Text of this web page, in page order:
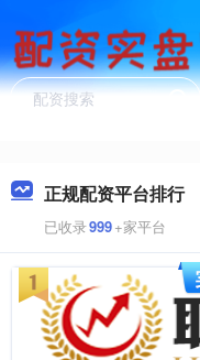
正规配资平台排行
已收录999+家平台